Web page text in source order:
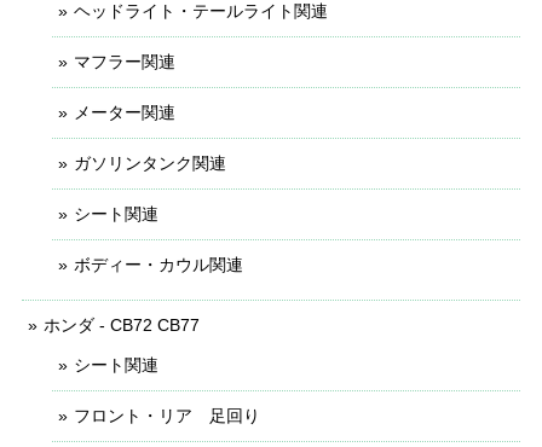
ヘッドライト・テールライト関連
マフラー関連
メーター関連
ガソリンタンク関連
シート関連
ボディー・カウル関連
ホンダ - CB72 CB77
シート関連
フロント・リア 足回り